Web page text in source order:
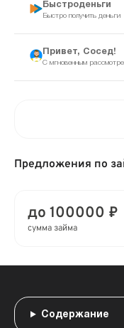
Быстроденьги
Быстро получить деньги
Привет, Сосед!
С мгновенным
Предложения по
до 100000 ₽
сумма займа
Содержание